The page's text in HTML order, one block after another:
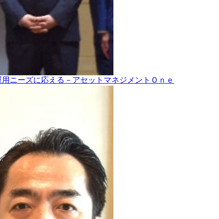
ニーズに応える－アセットマネジメントＯｎｅ